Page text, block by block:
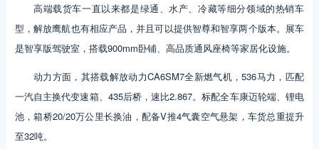
高端载货车一直以来都是绿通、水产、冷藏等细分领域的热销车
型，解放鹰航也有相应产品，并且可以提供智尊和智享两个版本。展车
是智享版驾驶室，搭载900mm卧铺、高品质通风座椅等家居化设施。
动力方面，其搭载解放动力CA6SM7全新燃气机，536马力，匹配
一汽自主换代变速箱、435后桥，速比2.867。标配全车康迈轮端、锂电
池，箱桥20/20万公里长换油，配备V推4气囊空气悬架，车货总重提升
至32吨。